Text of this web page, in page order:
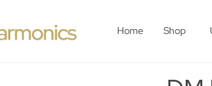
Home Shop